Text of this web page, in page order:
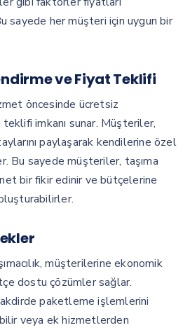
sayede her müşteri için uygun bir
ve Fiyat Teklifi
öncesinde ücretsiz
imkanı sunar. Müşteriler,
paylaşarak kendilerine özel
Bu sayede müşteriler, taşıma
bir fikir edinir ve bütçelerine
müşterilerine ekonomik
dostu çözümler sağlar.
paketleme işlemlerini
veya ek hizmetlerden